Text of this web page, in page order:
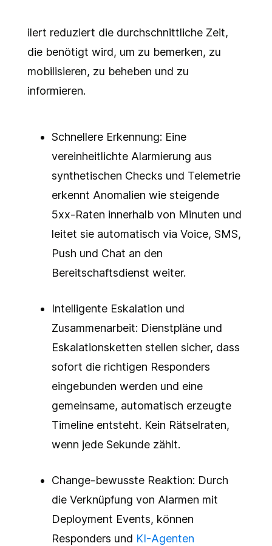
ilert reduziert die durchschnittliche Zeit,
die benötigt wird, um zu bemerken, zu
mobilisieren, zu beheben und zu
informieren.
Schnellere Erkennung: Eine
vereinheitlichte Alarmierung aus
synthetischen Checks und Telemetrie
erkennt Anomalien wie steigende
5xx-Raten innerhalb von Minuten und
leitet sie automatisch via Voice, SMS,
Push und Chat an den
Bereitschaftsdienst weiter.
Intelligente Eskalation und
Zusammenarbeit: Dienstpläne und
Eskalationsketten stellen sicher, dass
sofort die richtigen Responders
eingebunden werden und eine
gemeinsame, automatisch erzeugte
Timeline entsteht. Kein Rätselraten,
wenn jede Sekunde zählt.
Change-bewusste Reaktion: Durch
die Verknüpfung von Alarmen mit
Deployment Events, können
Responders und KI-Agenten